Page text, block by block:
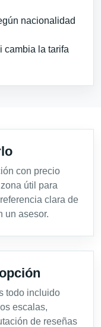
nacionalidad
cambia la tarifa
con precio
útil para
clara de
un asesor.
todo incluido
escalas,
de reseñas